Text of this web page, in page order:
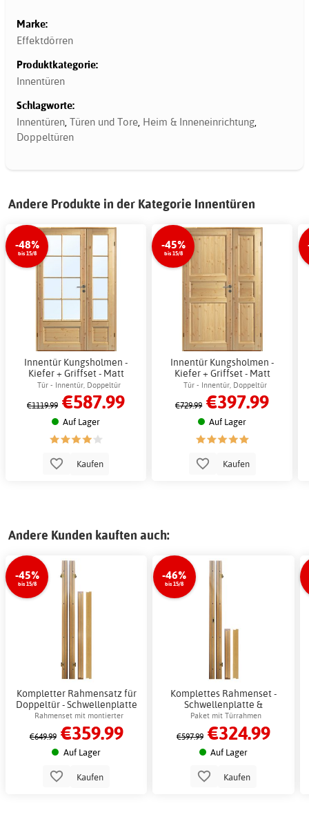
Marke:
Effektdörren
Produktkategorie:
Innentüren
Schlagworte:
Innentüren, Türen und Tore, Heim & Inneneinrichtung,
Doppeltüren
Andere Produkte in der Kategorie Innentüren
-48%
bis 15/8
Innentür Kungsholmen -
Kiefer + Griffset - Matt
Tür - Innentür, Doppeltür
€1119.99 €587.99
Auf Lager
Kaufen
-45%
bis 15/8
Innentür Kungsholmen -
Kiefer + Griffset - Matt
Tür - Innentür, Doppeltür
€729.99 €397.99
Auf Lager
Kaufen
Andere Kunden kauften auch:
-45%
bis 15/8
Kompletter Rahmensatz für
Doppeltür - Schwellenplatte
und Dichtungsleiste + 2.00 x
Rahmenschraubensatz
Rahmenset mit montierter
Dichtungsleiste
€649.99 €359.99
Auf Lager
Kaufen
-46%
bis 15/8
Komplettes Rahmenset -
Schwellenplatte &
Dichtungsleiste +
Rahmenschraubensatz
Paket mit Türrahmen
€597.99 €324.99
Auf Lager
Kaufen